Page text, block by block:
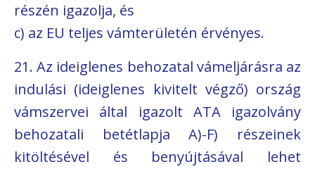
részén igazolja, és
c) az EU teljes vámterületén érvényes.
21. Az ideiglenes behozatal vámeljárásra az
indulási (ideiglenes kivitelt végző) ország
vámszervei által igazolt ATA igazolvány
behozatali betétlapja A)-F) részeinek
kitöltésével és benyújtásával lehet